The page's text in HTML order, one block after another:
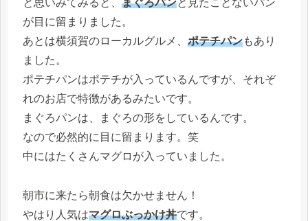
が目に留まりました。
あとは横須賀のローカルグルメ、 ポテチパンもあり
ました。
ポテチパンはポテチが入っているんですが、それぞ
れのお店で特徴があるみたいです。
まぐろパンは、まぐろの形をしているんです。
なので必然的に目に留まります。笑
中にはたくさんマグロが入っていました。
朝市に来たら朝食は欠かせません！
やはり人気はマグロぶっかけ丼です。